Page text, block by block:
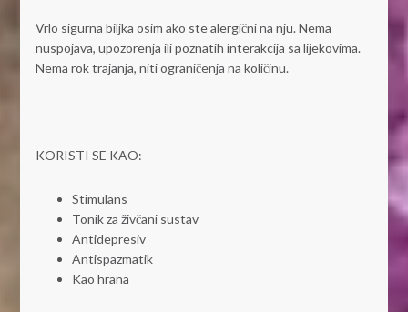
Vrlo sigurna biljka osim ako ste alergični na nju. Nema
nuspojava, upozorenja ili poznatih interakcija sa lijekovima.
Nema rok trajanja, niti ograničenja na količinu.
KORISTI SE KAO:
Stimulans
Tonik za živčani sustav
Antidepresiv
Antispazmatik
Kao hrana